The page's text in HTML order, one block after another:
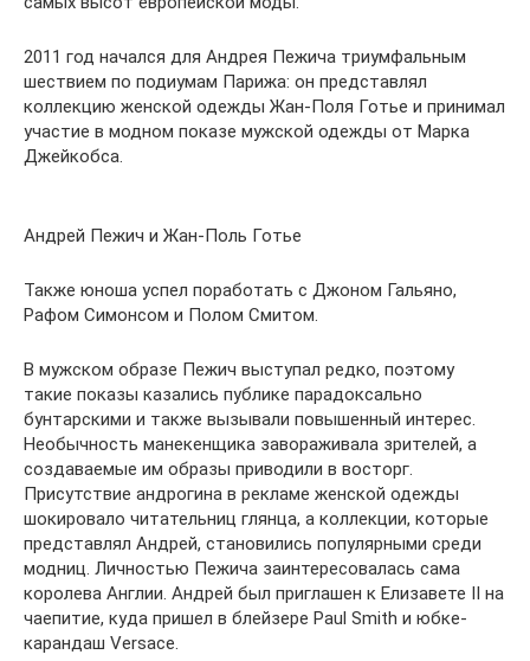
2011 год начался для Андрея Пежича триумфальным
шествием по подиумам Парижа: он представлял
коллекцию женской одежды Жан-Поля Готье и принимал
участие в модном показе мужской одежды от Марка
Джейкобса.
Андрей Пежич и Жан-Поль Готье
Также юноша успел поработать с Джоном Гальяно,
Рафом Симонсом и Полом Смитом.
В мужском образе Пежич выступал редко, поэтому
такие показы казались публике парадоксально
бунтарскими и также вызывали повышенный интерес.
Необычность манекенщика завораживала зрителей, а
создаваемые им образы приводили в восторг.
Присутствие андрогина в рекламе женской одежды
шокировало читательниц глянца, а коллекции, которые
представлял Андрей, становились популярными среди
модниц. Личностью Пежича заинтересовалась сама
королева Англии. Андрей был приглашен к Елизавете II на
чаепитие, куда пришел в блейзере Paul Smith и юбке-
карандаш Versace.